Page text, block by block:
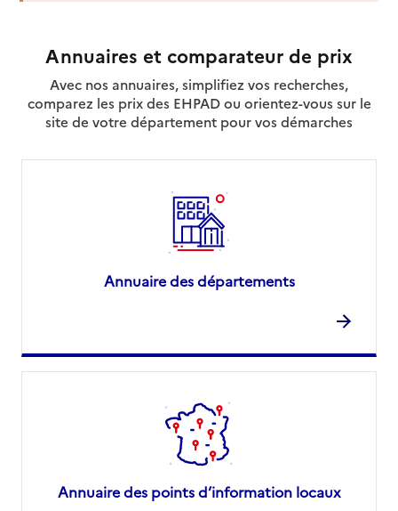
Annuaires et comparateur de prix
Avec nos annuaires, simplifiez vos recherches,
comparez les prix des EHPAD ou orientez-vous sur le
site de votre département pour vos démarches
Annuaire des départements
Annuaire des points d’information locaux